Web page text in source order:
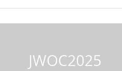
JWOC2025